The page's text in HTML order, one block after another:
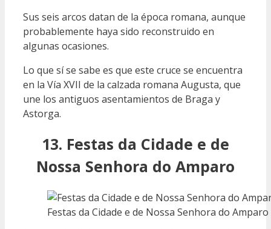
Sus seis arcos datan de la época romana, aunque
probablemente haya sido reconstruido en
algunas ocasiones.
Lo que sí se sabe es que este cruce se encuentra
en la Vía XVII de la calzada romana Augusta, que
une los antiguos asentamientos de Braga y
Astorga.
13. Festas da Cidade e de
Nossa Senhora do Amparo
Festas da Cidade e de Nossa Senhora do Amparo